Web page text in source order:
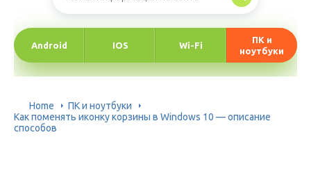
Android IOS Wi-Fi
ПК и
ноутбуки
Home
ПК и ноутбуки
Как поменять иконку корзины в Windows 10 — описание
способов